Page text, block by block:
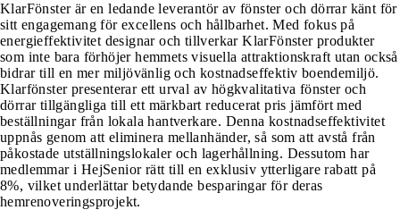
KlarFönster är en ledande leverantör av fönster och dörrar känt för
sitt engagemang för excellens och hållbarhet. Med fokus på
energieffektivitet designar och tillverkar KlarFönster produkter
som inte bara förhöjer hemmets visuella attraktionskraft utan också
bidrar till en mer miljövänlig och kostnadseffektiv boendemiljö.
Klarfönster presenterar ett urval av högkvalitativa fönster och
dörrar tillgängliga till ett märkbart reducerat pris jämfört med
beställningar från lokala hantverkare. Denna kostnadseffektivitet
uppnås genom att eliminera mellanhänder, så som att avstå från
påkostade utställningslokaler och lagerhållning. Dessutom har
medlemmar i HejSenior rätt till en exklusiv ytterligare rabatt på
8%, vilket underlättar betydande besparingar för deras
hemrenoveringsprojekt.